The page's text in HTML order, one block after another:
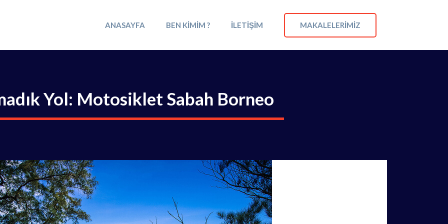
ANASAYFA BEN KIMIM ? İLETIŞIM MAKALELERIMIZ
Yol: Motosiklet Sabah Borneo